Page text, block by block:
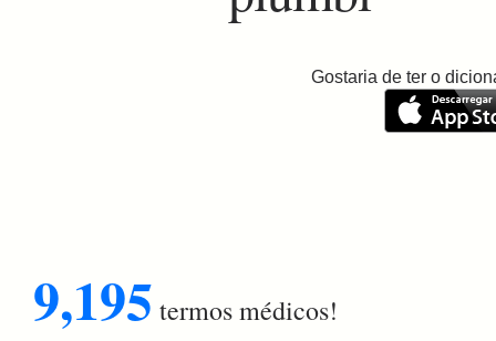
Gostaria de ter o
9,195 termos médicos!